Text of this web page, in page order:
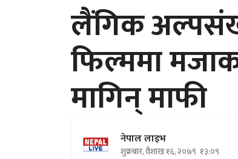
लैंगिक
फिल्ममा
मागिन् माफी
नेपाल लाइभ
शुक्रबार, वैशाख १६, २०७९ १३:०९